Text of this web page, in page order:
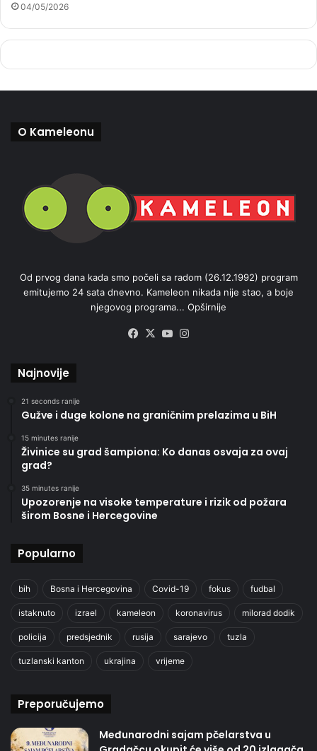
04/05/2026
O Kameleonu
Od prvog dana kada smo počeli sa radom (26.12.1992) program
emitujemo 24 sata dnevno. Kameleon nikada nije stao, a boje
njegovog programa... Opširnije
Facebook
X YouTube
Najnovije
21 seconds ranije
Gužve i duge kolone na graničnim prelazima u BiH
15 minutes ranije
Živinice su grad šampiona: Ko danas osvaja za ovaj
grad?
35 minutes ranije
Upozorenje na visoke temperature i rizik od požara
širom Bosne i Hercegovine
Popularno
bih Bosna i Hercegovina Covid-19 fokus fudbal
istaknuto izrael kameleon koronavirus milorad dodik
policija predsjednik rusija sarajevo tuzla
tuzlanski kanton ukrajina vrijeme
Preporučujemo
Međunarodni sajam pčelarstva u